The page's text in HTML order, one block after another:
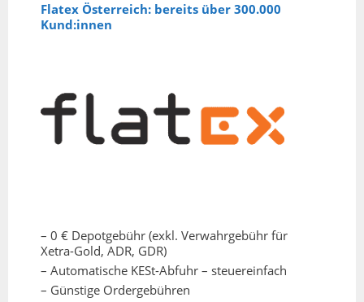
Flatex Österreich: bereits über 300.000
Kund:innen
– 0 € Depotgebühr (exkl. Verwahrgebühr für
Xetra-Gold, ADR, GDR)
– Automatische KESt-Abfuhr – steuereinfach
– Günstige Ordergebühren